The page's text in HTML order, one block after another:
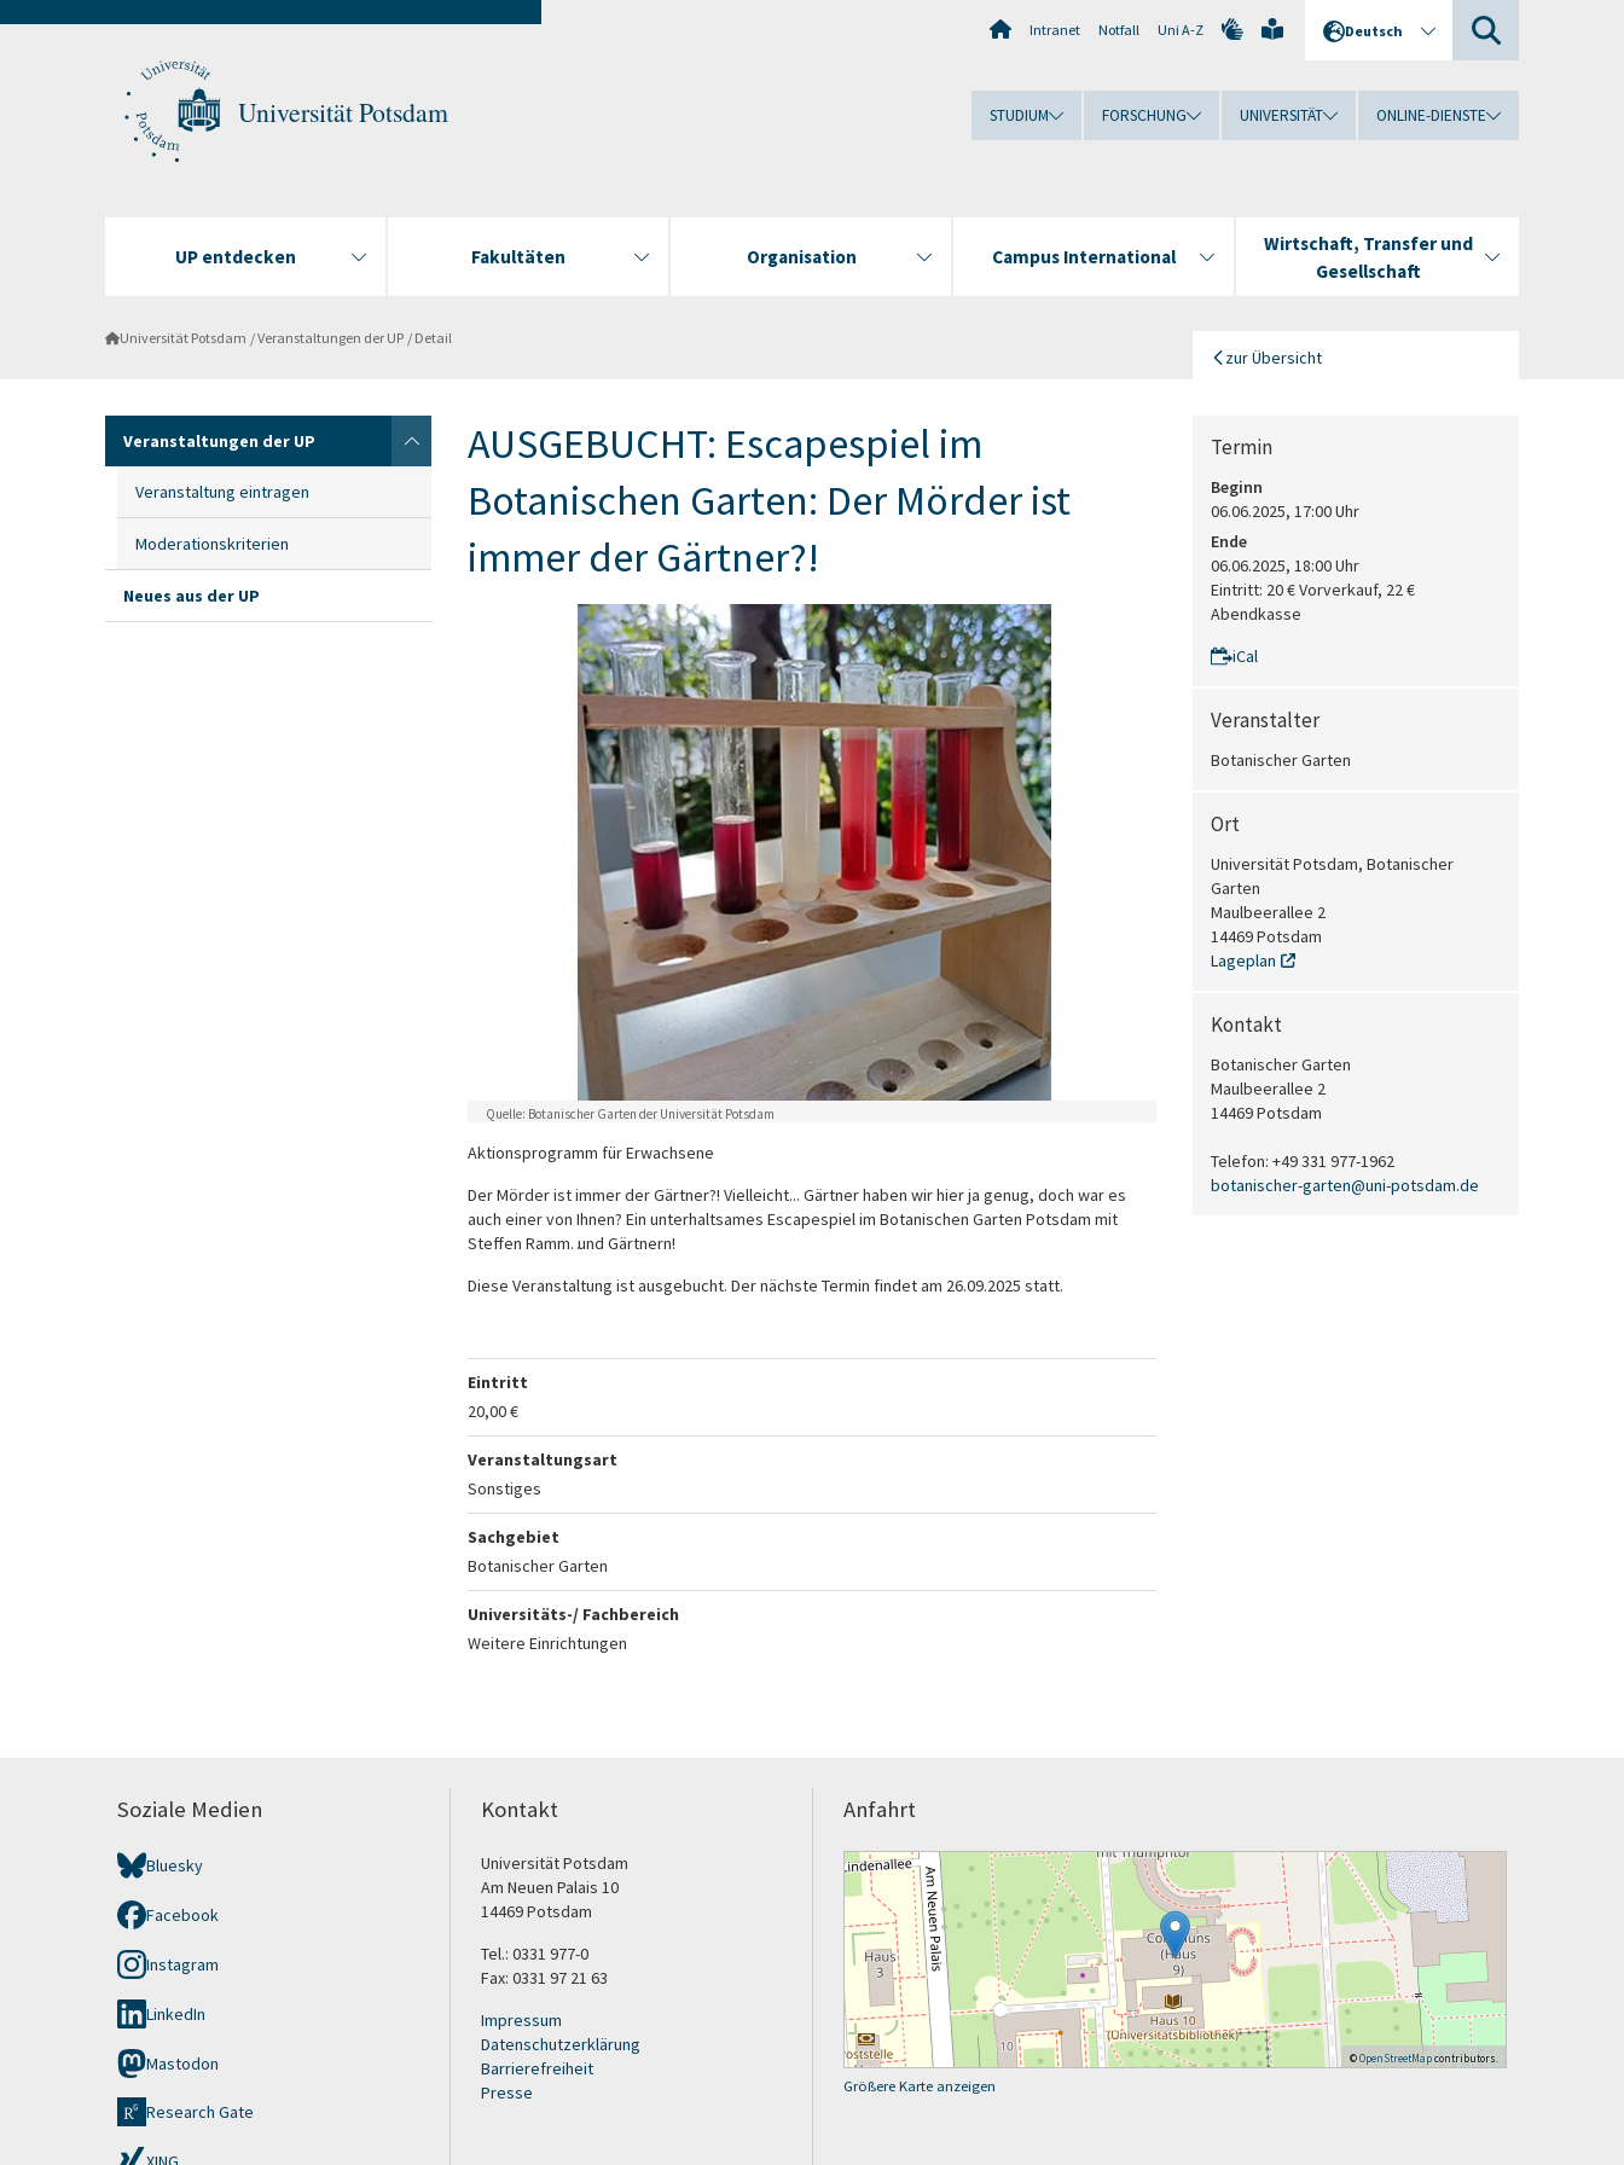
Universität Potsdam
Intranet Notfall Uni A-Z Deutsch
STUDIUM FORSCHUNG UNIVERSITÄT ONLINE-DIENSTE
UP entdecken Fakultäten Organisation Campus International
Wirtschaft, Transfer und
Gesellschaft
Universität Potsdam Veranstaltungen der UP Detail
Veranstaltungen der UP
Veranstaltung eintragen
Moderationskriterien
Neues aus der UP
AUSGEBUCHT: Escapespiel im
Botanischen Garten: Der Mörder ist
immer der Gärtner?!
Quelle: Botanischer Garten der Universität Potsdam
Aktionsprogramm für Erwachsene
Der Mörder ist immer der Gärtner?! Vielleicht... Gärtner haben wir hier ja genug, doch war es
auch einer von Ihnen? Ein unterhaltsames Escapespiel im Botanischen Garten Potsdam mit
Steffen Ramm… und Gärtnern!
Diese Veranstaltung ist ausgebucht. Der nächste Termin findet am 26.09.2025 statt.
Eintritt
20,00 €
Veranstaltungsart
Sonstiges
Sachgebiet
Botanischer Garten
Universitäts-/ Fachbereich
Weitere Einrichtungen
zur Übersicht
Termin
Beginn
06.06.2025, 17:00 Uhr
Ende
06.06.2025, 18:00 Uhr
Eintritt: 20 € Vorverkauf, 22 €
Abendkasse
iCal
Veranstalter
Botanischer Garten
Ort
Universität Potsdam, Botanischer
Garten
Maulbeerallee 2
14469 Potsdam
Lageplan
Kontakt
Botanischer Garten
Maulbeerallee 2
14469 Potsdam
Telefon: +49 331 977-1962
botanischer-garten@uni-potsdam.de
Soziale Medien
Bluesky
Facebook
Instagram
LinkedIn
Mastodon
Research Gate
Kontakt
Universität Potsdam
Am Neuen Palais 10
14469 Potsdam
Tel.: 0331 977-0
Fax: 0331 97 21 63
Impressum
Datenschutzerklärung
Barrierefreiheit
Presse
Anfahrt
©OpenStreetMapcontributors.
Größere Karte anzeigen